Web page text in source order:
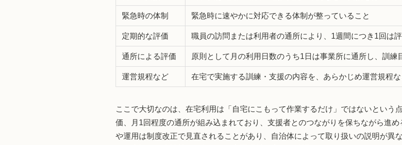
緊急時の体制 緊急時に速やかに対応できる体制が整っていること
定期的な評価 職員の訪問または利用者の通所により、1週間につき1回は
通所による評価 原則として月の利用日数のうち1日は事業所に通所し、訓練
運営規程など 在宅で実施する訓練・支援の内容を、あらかじめ運営規程
ここで大切なのは、在宅利用は「自宅にこもって作業するだけ」ではないという
価、月1回程度の通所が組み込まれており、支援者とのつながりを保ちながら進
や運用は制度改正で見直されることがあり、自治体によって取り扱いの説明が異